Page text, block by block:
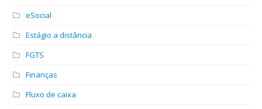
eSocial
Estágio a distância
FGTS
Finanças
Fluxo de caixa